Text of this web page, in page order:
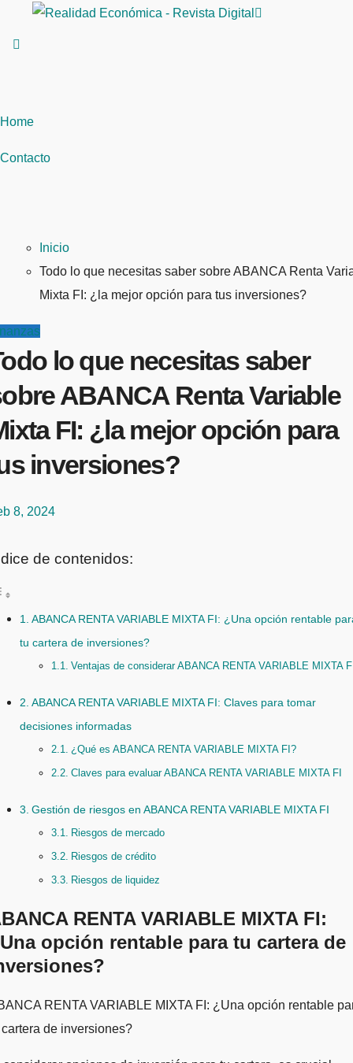
Home
Contacto
Inicio
Todo lo que necesitas saber sobre ABANCA Renta
Mixta FI: ¿la mejor opción para tus inversiones?
lo que necesitas saber
ABANCA Renta Variable
FI: ¿la mejor opción para
inversiones?
8, 2024
de contenidos:
ABANCA RENTA VARIABLE MIXTA FI: ¿Una opción rentable
tu cartera de inversiones?
Ventajas de considerar ABANCA RENTA VARIABLE MIXTA
ABANCA RENTA VARIABLE MIXTA FI: Claves para tomar
decisiones informadas
¿Qué es ABANCA RENTA VARIABLE MIXTA FI?
Claves para evaluar ABANCA RENTA VARIABLE MIXTA FI
Gestión de riesgos en ABANCA RENTA VARIABLE MIXTA FI
Riesgos de mercado
Riesgos de crédito
Riesgos de liquidez
RENTA VARIABLE MIXTA FI:
opción rentable para tu cartera de
de inversiones?